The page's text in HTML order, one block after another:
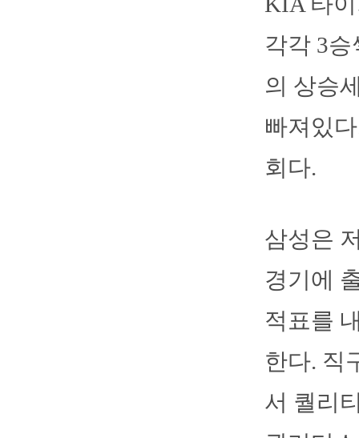
각각 3
의 상승
빠져있
회다.
삼성은
경기에
적표를
한다. 직
서 퀄리